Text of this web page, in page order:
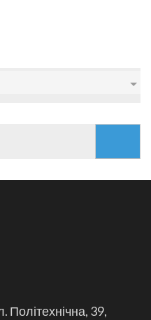
Політехнічна, 39,